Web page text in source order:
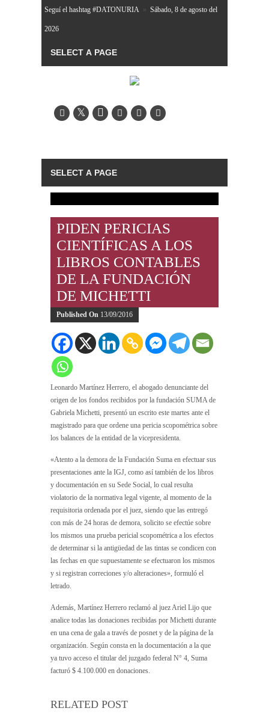
Seguí el hashtag #DATONURIA » Sábado, 8 de agosto del
2026
PIDEN PERICIAS
CIENTÍFICAS A LOS
LIBROS CONTABLES
DE LA FUNDACIÓN
DE MICHETTI
Published On 13/09/2016
Leonardo Martínez Herrero, el abogado denunciante del
origen de los fondos recibidos por la fundación SUMA de
Gabriela Michetti, presentó un escrito este martes ante el
magistrado para que ordene una pericia scopométrica sobre
los balances de la entidad de la vicepresidenta.
«Atento a la demora de la Fundación Suma en efectuar sus
presentaciones ante la IGJ, como así también de los libros
y documentación en su Sede Social, lo cual resulta
violatorio de la normativa legal vigente, al momento de la
requisitoria ordenada por el juez, siendo que las entregó
con más de 24 horas de demora, solicito se efectúe sobre
los mismos una prueba pericial scopométrica a los efectos
de determinar si la antigüedad de las tintas se condicen con
las fechas en que supuestamente se efectuaron los mismos
y si registran correciones y/o alteraciones», formuló el
letrado.
Además, Martínez Herrero reclamó al juez Ariel Lijo que
analice todas las donaciones recibidas por Michetti durante
en una cena de gala a través de posnet y de la página de la
organización. Según consta en la documentación a la que
ya tuvo acceso el titular del juzgado federal N° 4, Suma
facturó $ 4.100.000 en donaciones.
RELATED POST